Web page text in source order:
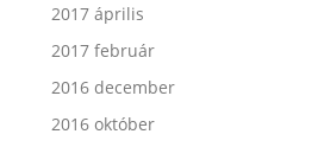
2017 április
2017 február
2016 december
2016 október